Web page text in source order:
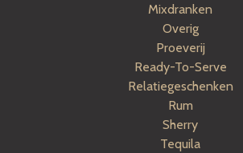
Mixdranken
Overig
Proeverij
Ready-To-Serve
Relatiegeschenken
Rum
Sherry
Tequila